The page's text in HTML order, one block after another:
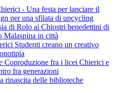
- Una festa per lanciare il
per una sfilata di upcycling
di Rolo ai Chiostri benedettini di
Malaspina in città
Studenti creano un creativo
Coproduzione fra i licei Chierici e
fra generazioni
rinascita delle biblioteche